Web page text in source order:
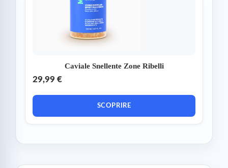
Caviale Snellente Zone Ribelli
29,99 €
SCOPRIRE